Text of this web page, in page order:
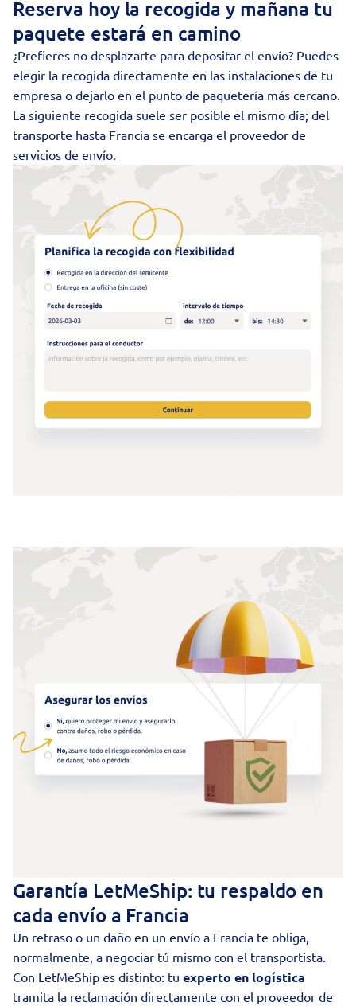
Reserva hoy la recogida y mañana tu
paquete estará en camino
¿Prefieres no desplazarte para depositar el envío? Puedes
elegir la recogida directamente en las instalaciones de tu
empresa o dejarlo en el punto de paquetería más cercano.
La siguiente recogida suele ser posible el mismo día; del
transporte hasta Francia se encarga el proveedor de
servicios de envío.
Garantía LetMeShip: tu respaldo en
cada envío a Francia
Un retraso o un daño en un envío a Francia te obliga,
normalmente, a negociar tú mismo con el transportista.
Con LetMeShip es distinto: tu experto en logística
tramita la reclamación directamente con el proveedor de